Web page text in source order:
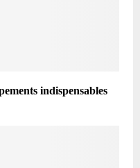
indispensables